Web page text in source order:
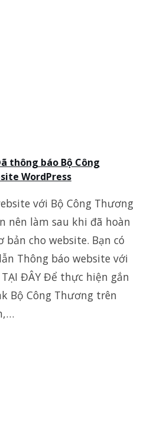
thông báo Bộ Công
WordPress
với Bộ Công Thương
nên làm sau khi đã hoàn
cho website. Bạn có
Thông báo website với
ĐÂY Để thực hiện gắn
Bộ Công Thương trên